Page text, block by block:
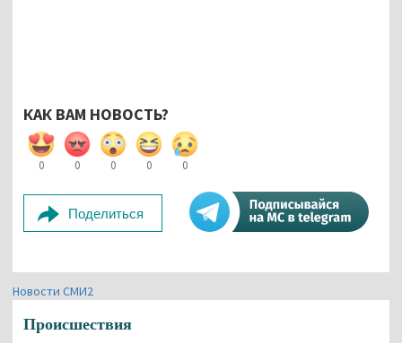
КАК ВАМ НОВОСТЬ?
0 0 0 0 0
Поделиться
Новости СМИ2
Происшествия